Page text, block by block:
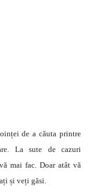
de a căuta printre
La sute de cazuri
mai fac. Doar atât vă
și veți găsi.